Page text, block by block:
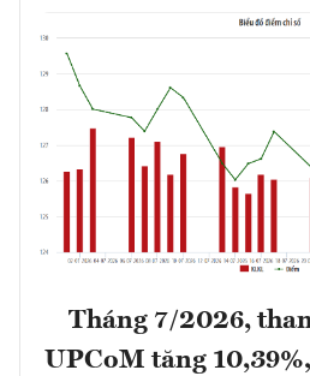
Tháng 7/2026,
UPCoM tăng